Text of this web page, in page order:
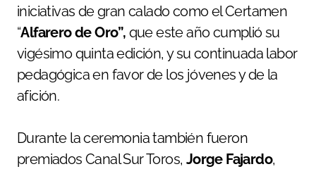
iniciativas de gran calado como el Certamen
“Alfarero de Oro”, que este año cumplió su
vigésimo quinta edición, y su continuada labor
pedagógica en favor de los jóvenes y de la
afición.
Durante la ceremonia también fueron
premiados Canal Sur Toros, Jorge Fajardo,